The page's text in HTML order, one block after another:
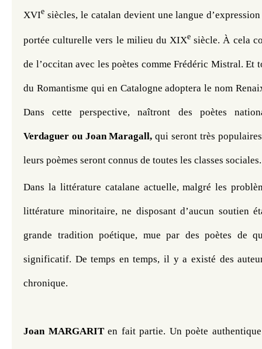
XVIe siècles, le catalan devient une langue
portée culturelle vers le milieu du XIXe siècle. À cela
de l’occitan avec les poètes comme Frédéric Mistral. Et
du Romantisme qui en Catalogne adoptera le nom
Dans cette perspective, naîtront des poètes
Verdaguer ou Joan Maragall, qui seront très
leurs poèmes seront connus de toutes les classes sociales.
Dans la littérature catalane actuelle, malgré les
littérature minoritaire, ne disposant d’aucun soutien
grande tradition poétique, mue par des poètes de
significatif. De temps en temps, il y a existé des
chronique.
Joan MARGARIT en fait partie. Un poète